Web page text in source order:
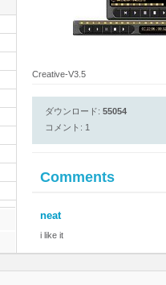
Creative-V3.5
ダウンロード: 55054
コメント: 1
Comments
neat
i like it